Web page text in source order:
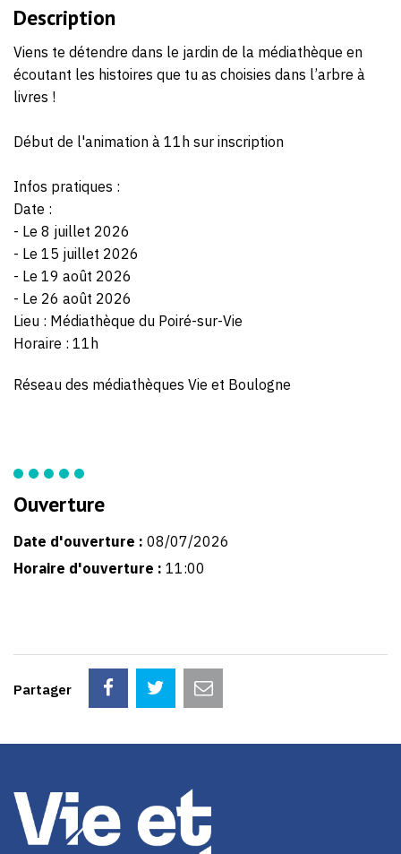
Description
Viens te détendre dans le jardin de la médiathèque en
écoutant les histoires que tu as choisies dans l’arbre à
livres !
Début de l'animation à 11h sur inscription
Infos pratiques :
Date :
- Le 8 juillet 2026
- Le 15 juillet 2026
- Le 19 août 2026
- Le 26 août 2026
Lieu : Médiathèque du Poiré-sur-Vie
Horaire : 11h
Réseau des médiathèques Vie et Boulogne
Ouverture
Date d'ouverture : 08/07/2026
Horaire d'ouverture : 11:00
Partager